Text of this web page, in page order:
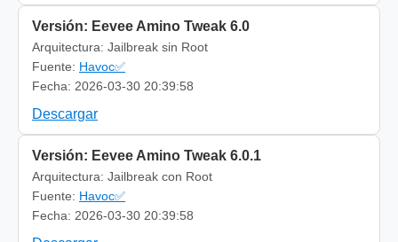
Versión: Eevee Amino Tweak 6.0
Arquitectura: Jailbreak sin Root
Fuente: Havoc✅
Fecha: 2026-03-30 20:39:58
Descargar
Versión: Eevee Amino Tweak 6.0.1
Arquitectura: Jailbreak con Root
Fuente: Havoc✅
Fecha: 2026-03-30 20:39:58